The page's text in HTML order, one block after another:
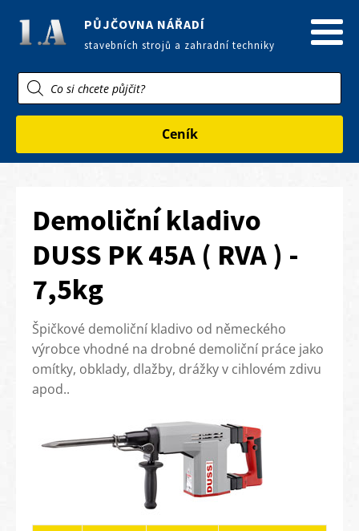
PŮJČOVNA NÁŘADÍ
stavebních strojů a zahradní techniky
Products
search
Ceník
Demoliční kladivo
DUSS PK 45A ( RVA ) -
7,5kg
Špičkové demoliční kladivo od německého
výrobce vhodné na drobné demoliční práce jako
omítky, obklady, dlažby, drážky v cihlovém zdivu
apod..